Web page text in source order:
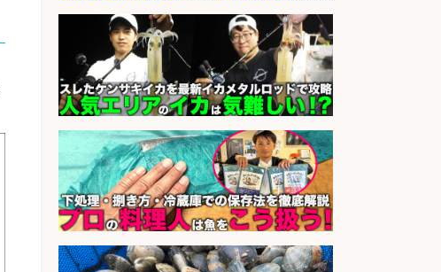
会社名 株式会社ホットスタッフ滋賀
sponsored by 求人ボックス
さらに求人情報を見る